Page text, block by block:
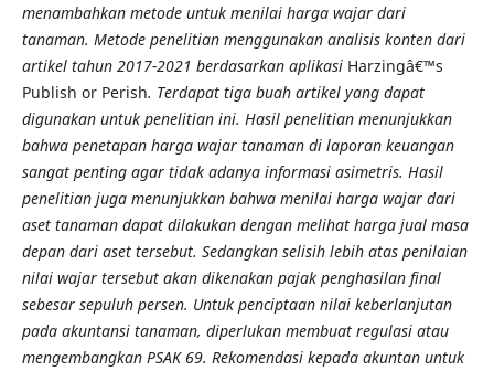
menambahkan metode untuk menilai harga wajar dari
tanaman. Metode penelitian menggunakan analisis konten dari
artikel tahun 2017-2021 berdasarkan aplikasi Harzingâ€™s
Publish or Perish. Terdapat tiga buah artikel yang dapat
digunakan untuk penelitian ini. Hasil penelitian menunjukkan
bahwa penetapan harga wajar tanaman di laporan keuangan
sangat penting agar tidak adanya informasi asimetris. Hasil
penelitian juga menunjukkan bahwa menilai harga wajar dari
aset tanaman dapat dilakukan dengan melihat harga jual masa
depan dari aset tersebut. Sedangkan selisih lebih atas penilaian
nilai wajar tersebut akan dikenakan pajak penghasilan final
sebesar sepuluh persen. Untuk penciptaan nilai keberlanjutan
pada akuntansi tanaman, diperlukan membuat regulasi atau
mengembangkan PSAK 69. Rekomendasi kepada akuntan untuk